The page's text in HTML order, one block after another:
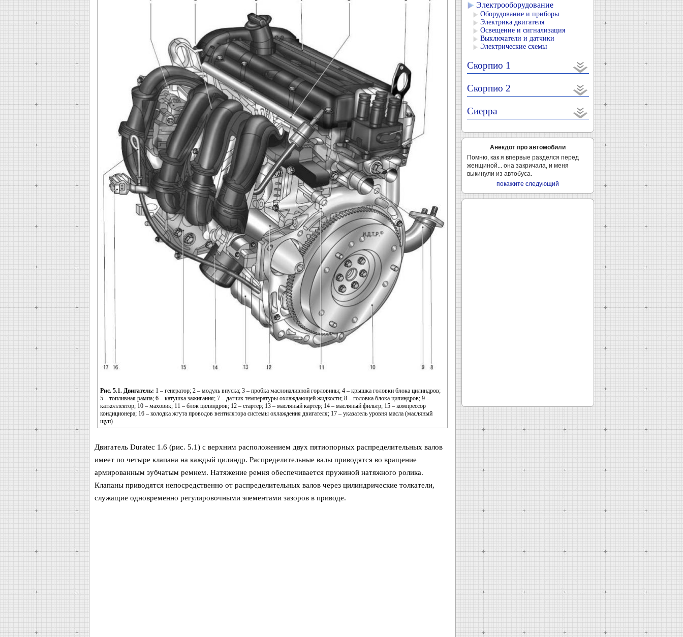
Рис. 5.1. Двигатель: 1 – генератор; 2 – модуль впуска; 3 – пробка маслоналивной горловины; 4 – крышка головки блока цилиндров;
5 – топливная рампа; 6 – катушка зажигания; 7 – датчик температуры охлаждающей жидкости; 8 – головка блока цилиндров; 9 –
катколлектор; 10 – маховик; 11 – блок цилиндров; 12 – стартер; 13 – масляный картер; 14 – масляный фильтр; 15 – компрессор
кондиционера; 16 – колодка жгута проводов вентилятора системы охлаждения двигателя; 17 – указатель уровня масла (масляный
щуп)
Двигатель Duratec 1.6 (рис. 5.1) с верхним расположением двух пятиопорных распределительных валов
имеет по четыре клапана на каждый цилиндр. Распределительные валы приводятся во вращение
армированным зубчатым ремнем. Натяжение ремня обеспечивается пружиной натяжного ролика.
Клапаны приводятся непосредственно от распределительных валов через цилиндрические толкатели,
служащие одновременно регулировочными элементами зазоров в приводе.
Электрооборудование
Оборудование и приборы
Электрика двигателя
Освещение и сигнализация
Выключатели и датчики
Электрические схемы
Скорпио 1
Скорпио 2
Сиерра
Анекдот про автомобили
Помню, как я впервые разделся перед
женщиной... она закричала, и меня
выкинули из автобуса.
покажите следующий